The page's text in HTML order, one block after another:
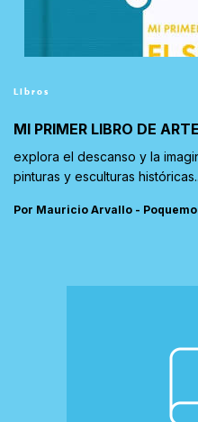
Libros
MI PRIMER LIBRO DE
explora el descanso y la
pinturas y esculturas
Por Mauricio Arvallo -